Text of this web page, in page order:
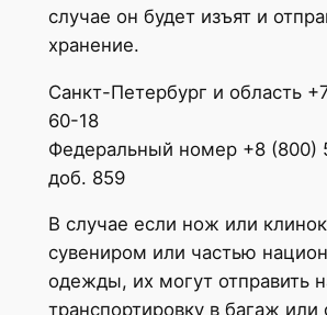
случае он будет изъят и
хранение.
Санкт-Петербург и область
60-18
Федеральный номер +8 (800)
доб. 859
В случае если нож или
сувениром или частью
одежды, их могут отправить
транспортировку в багаж или